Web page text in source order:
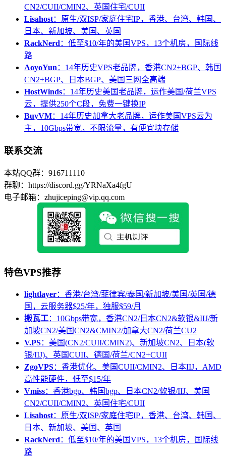
CN2/CUII/CMIN2、英国住宅/CUII
Lisahost：原生/双ISP/家庭住宅IP，香港、台湾、韩国、
日本、新加坡、美国、英国
RackNerd：低至$10/年的美国VPS，13个机房，国际线
路
AoyoYun：14年历史VPS老品牌，香港CN2+BGP、韩国
CN2+BGP、日本BGP、美国三网全高端
HostWinds：14年历史美国老品牌，运作美国/荷兰VPS
云，提供250个C段，免费一键换IP
BuyVM：14年历史加拿大老品牌，运作美国VPS云为
主，10Gbps带宽，不限流量，有便宜块存储
联系交流
本站QQ群：916711110
群聊：https://discord.gg/YRNaXa4fgU
电子邮箱：zhujiceping@vip.qq.com
特色VPS推荐
lightlayer：香港/台湾/菲律宾/泰国/新加坡/美国/英国/德
国，云服务器$25/年，独服$59/月
搬瓦工：10Gbps带宽，香港CN2/日本CN2&软银&IIJ/新
加坡CN2/美国CN2&CMIN2/加拿大CN2/荷兰CU2
V.PS：美国(CN2/CUII/CMIN2)、新加坡CN2、日本(软
银/IIJ)、英国CUII、德国/荷兰/CN2+CUII
ZgoVPS：香港优化、美国CUII/CMIN2、日本IIJ，AMD
高性能硬件，低至$15/年
Vmiss：香港bgp、韩国bgp、日本CN2/软银/IIJ、美国
CN2/CUII/CMIN2、英国住宅/CUII
Lisahost：原生/双ISP/家庭住宅IP，香港、台湾、韩国、
日本、新加坡、美国、英国
RackNerd ：低至$10/年的美国VPS，13个机房，国际线
路